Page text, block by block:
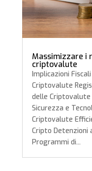
Massimizzare i
criptovalute
Implicazioni
Criptovalute
delle
Sicurezza e
Criptovalute
Cripto Detenzioni
Programmi di...